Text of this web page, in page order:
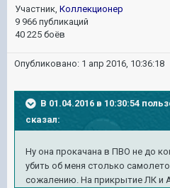
Участник, Коллекционер
9 966 публикаций
40 225 боёв
Опубликовано: 1 апр 2016, 10:36:18
В 01.04.2016 в 10:30:54
сказал:
Ну она прокачана в ПВО не до
убить об меня столько
сожалению. На прикрытие ЛК и